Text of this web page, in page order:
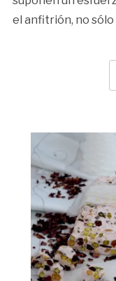
el anfitrión, no